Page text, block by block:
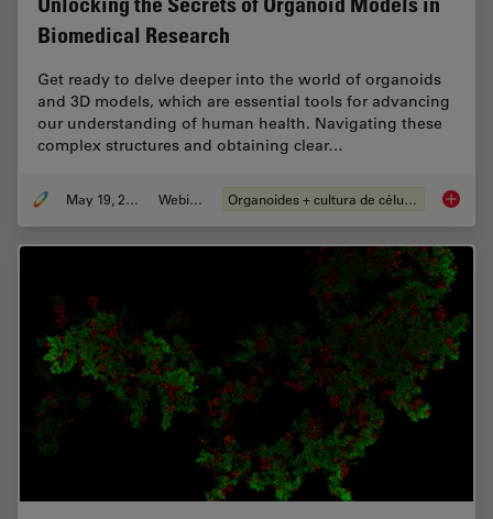
Biomedical Research
Get ready to delve deeper into the world of organoids
and 3D models, which are essential tools for advancing
our understanding of human health. Navigating these
complex structures and obtaining clear…
May 19, 2025 Webinar Organoides + cultura de células 3D